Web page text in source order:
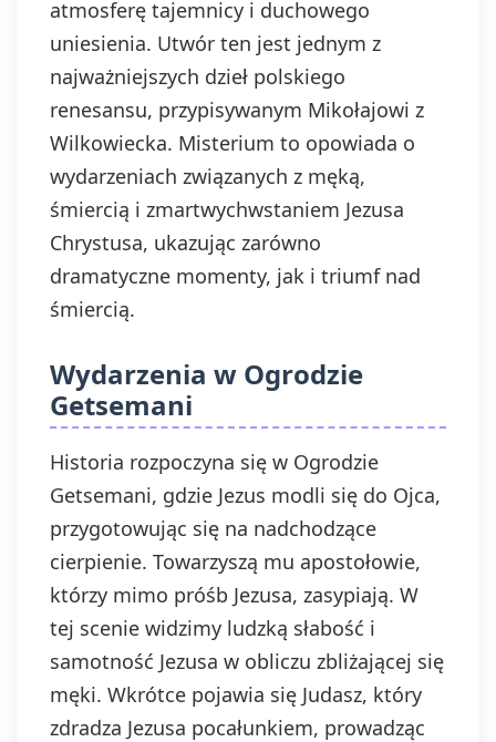
atmosferę tajemnicy i duchowego
uniesienia. Utwór ten jest jednym z
najważniejszych dzieł polskiego
renesansu, przypisywanym Mikołajowi z
Wilkowiecka. Misterium to opowiada o
wydarzeniach związanych z męką,
śmiercią i zmartwychwstaniem Jezusa
Chrystusa, ukazując zarówno
dramatyczne momenty, jak i triumf nad
śmiercią.
Wydarzenia w Ogrodzie
Getsemani
Historia rozpoczyna się w Ogrodzie
Getsemani, gdzie Jezus modli się do Ojca,
przygotowując się na nadchodzące
cierpienie. Towarzyszą mu apostołowie,
którzy mimo próśb Jezusa, zasypiają. W
tej scenie widzimy ludzką słabość i
samotność Jezusa w obliczu zbliżającej się
męki. Wkrótce pojawia się Judasz, który
zdradza Jezusa pocałunkiem, prowadząc